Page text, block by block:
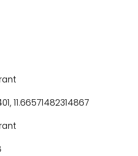
11.66571482314867